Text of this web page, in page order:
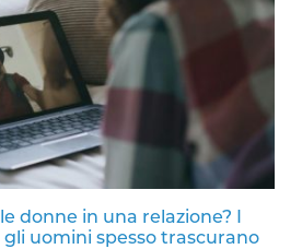
donne in una relazione? I
uomini spesso trascurano